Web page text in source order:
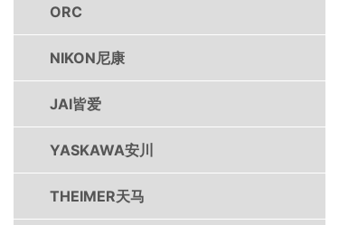
ORC
NIKON尼康
JAI皆爱
YASKAWA安川
THEIMER天马